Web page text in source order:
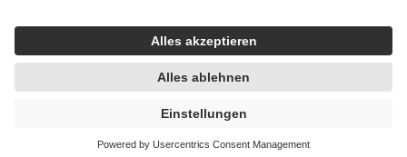
https://help.etrusted.com/hc/de/articles/4419944605341
Einige Bilder und Inhalte wurden unter Zuhilfenahme künstlicher